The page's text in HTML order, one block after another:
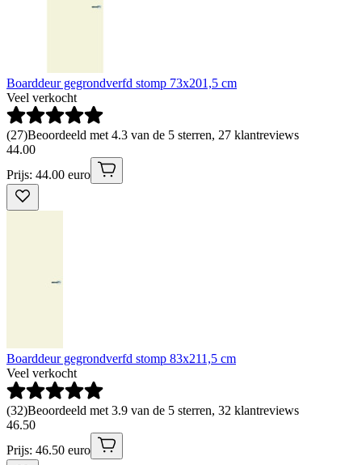
Boarddeur gegrondverfd stomp 73x201,5 cm
Veel verkocht
(27)Beoordeeld met 4.3 van de 5 sterren, 27 klantreviews
44.00
Prijs: 44.00 euro
Boarddeur gegrondverfd stomp 83x211,5 cm
Veel verkocht
(32)Beoordeeld met 3.9 van de 5 sterren, 32 klantreviews
46.50
Prijs: 46.50 euro